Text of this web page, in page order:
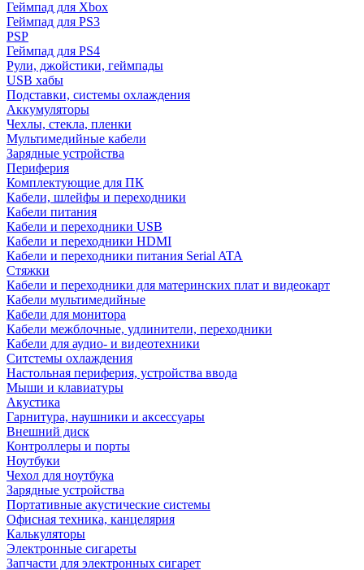
Геймпад для Xbox
Геймпад для PS3
PSP
Геймпад для PS4
Рули, джойстики, геймпады
USB хабы
Подставки, системы охлаждения
Аккумуляторы
Чехлы, стекла, пленки
Мультимедийные кабели
Зарядные устройства
Периферия
Комплектующие для ПК
Кабели, шлейфы и переходники
Кабели питания
Кабели и переходники USB
Кабели и переходники HDMI
Кабели и переходники питания Serial ATA
Стяжки
Кабели и переходники для материнских плат и видеокарт
Кабели мультимедийные
Кабели для монитора
Кабели межблочные, удлинители, переходники
Кабели для аудио- и видеотехники
Ситстемы охлаждения
Настольная периферия, устройства ввода
Мыши и клавиатуры
Акустика
Гарнитура, наушники и аксессуары
Внешний диск
Контроллеры и порты
Ноутбуки
Чехол для ноутбука
Зарядные устройства
Портативные акустические системы
Офисная техника, канцелярия
Калькуляторы
Электронные сигареты
Запчасти для электронных сигарет